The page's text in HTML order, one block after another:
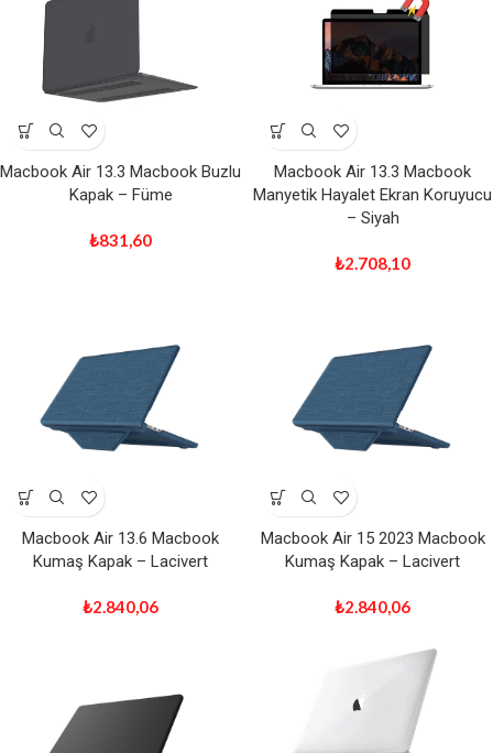
Macbook Air 13.3 Macbook Buzlu
Kapak – Füme
₺831,60
Macbook Air 13.3 Macbook
Manyetik Hayalet Ekran Koruyucu
– Siyah
₺2.708,10
Macbook Air 13.6 Macbook
Kumaş Kapak – Lacivert
₺2.840,06
Macbook Air 15 2023 Macbook
Kumaş Kapak – Lacivert
₺2.840,06